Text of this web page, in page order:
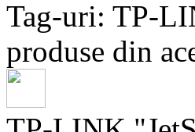
Tag-uri: TP-
produse din